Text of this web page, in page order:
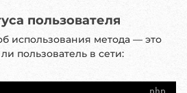
пользователя
использования метода — это
пользователь в сети: